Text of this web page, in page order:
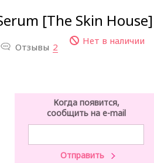
[The Skin House]
Отзывы 2
Нет в наличии
Когда появится,
сообщить на e-mail